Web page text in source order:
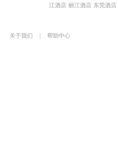
江酒店 丽江酒店 东莞酒店
关于我们
帮助中心